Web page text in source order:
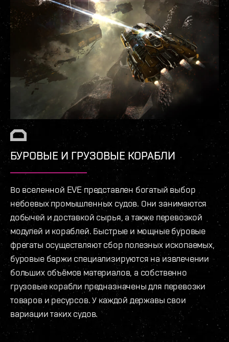
БУРОВЫЕ И ГРУЗОВЫЕ КОРАБЛИ
Во вселенной EVE представлен богатый выбор
небоевых промышленных судов. Они занимаются
добычей и доставкой сырья, а также перевозкой
модулей и кораблей. Быстрые и мощные буровые
фрегаты осуществляют сбор полезных ископаемых,
буровые баржи специализируются на извлечении
больших объёмов материалов, а собственно
грузовые корабли предназначены для перевозки
товаров и ресурсов. У каждой державы свои
вариации таких судов.